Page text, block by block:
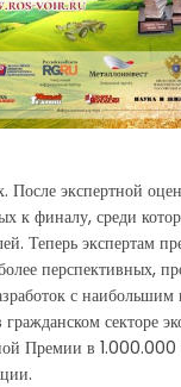
После экспертной
к финалу, среди
Теперь экспертам
перспективных,
с наибольшим
секторе
Премии в 1.000.000